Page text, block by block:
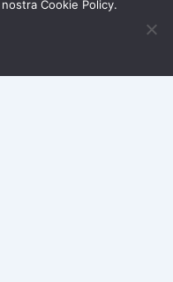
Cookie Policy.